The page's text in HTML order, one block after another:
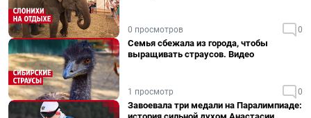
0 просмотров 0
Семья сбежала из города, чтобы
выращивать страусов. Видео
1 просмотр 0
Завоевала три медали на Паралимпиаде: